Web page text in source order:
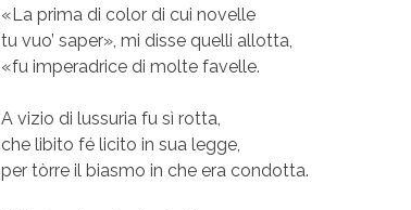
«La prima di color di cui novelle
tu vuo’ saper», mi disse quelli allotta,
«fu imperadrice di molte favelle.
A vizio di lussuria fu sì rotta,
che libito fé licito in sua legge,
per tòrre il biasmo in che era condotta.